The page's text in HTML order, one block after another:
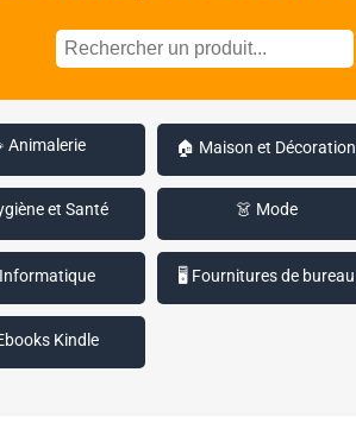
Animalerie 🏠 Maison et Décoration
et Santé 👗 Mode
🖥️ Fournitures de bureau
Kindle